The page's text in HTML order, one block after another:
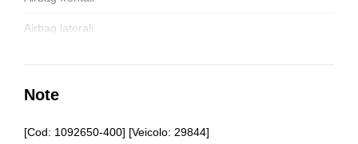
Attacchi isofix per seggiolini
Barre portabagagli
Airbag laterali
Alette parasole
Note
[Cod: 1092650-400] [Veicolo: 29844]